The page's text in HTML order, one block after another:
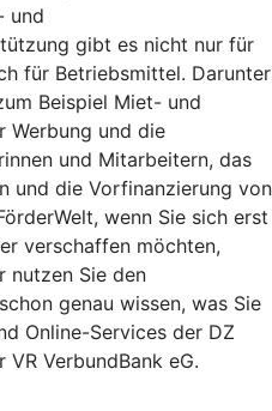
und
gibt es nicht nur für
für Betriebsmittel. Darunter
Beispiel Miet- und
Werbung und die
und Mitarbeitern, das
und die Vorfinanzierung von
wenn Sie sich erst
verschaffen möchten,
nutzen Sie den
genau wissen, was Sie
Online-Services der DZ
VR VerbundBank eG.